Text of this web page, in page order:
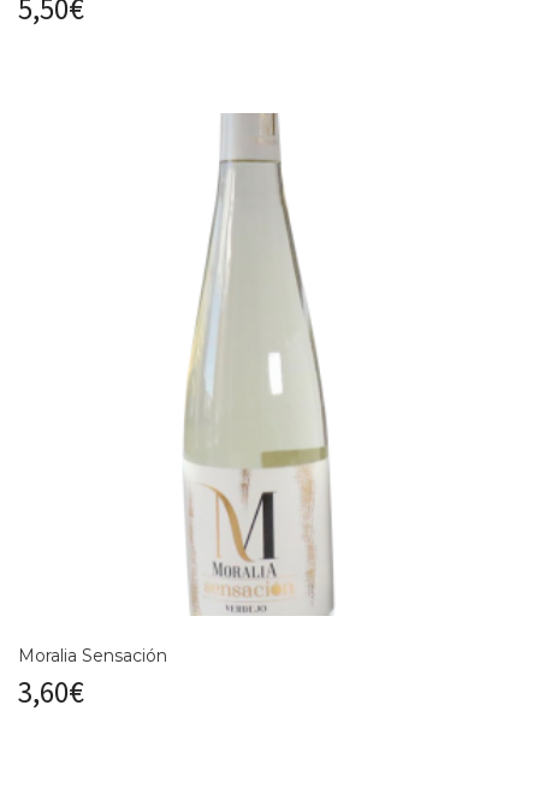
5,50€
Moralia Sensación
3,60€